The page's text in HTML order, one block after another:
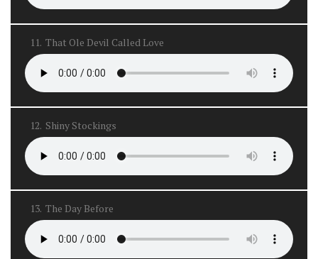
11. That Ole Devil Called Love
12. Shiny Stockings
13. The Day Before